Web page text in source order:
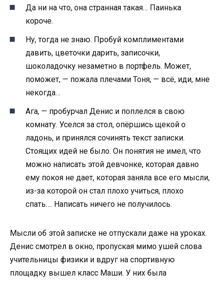
Да ни на что, она странная такая… Паинька
короче.
Ну, тогда не знаю. Пробуй комплиментами
давить, цветочки дарить, записочки,
шоколадочку незаметно в портфель. Может,
поможет, — пожала плечами Тоня, — всё, иди, мне
некогда…
Ага, — пробурчал Денис и поплелся в свою
комнату. Уселся за стол, опёршись щекой о
ладонь, и принялся сочинять текст записки.
Стоящих идей не было. Он понятия не имел, что
можно написать этой девчонке, которая давно
ему покоя не дает, которая заняла все его мысли,
из-за которой он стал плохо учиться, плохо
спать…. Написать ничего не получилось.
Мысли об этой записке не отпускали даже на уроках.
Денис смотрел в окно, пропуская мимо ушей слова
учительницы физики и вдруг на спортивную
площадку вышел класс Маши. У них была